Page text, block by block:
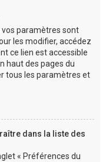
paramètres sont
les modifier, accédez
ce lien est accessible
haut des pages du
tous les paramètres et
dans la liste des
« Préférences du